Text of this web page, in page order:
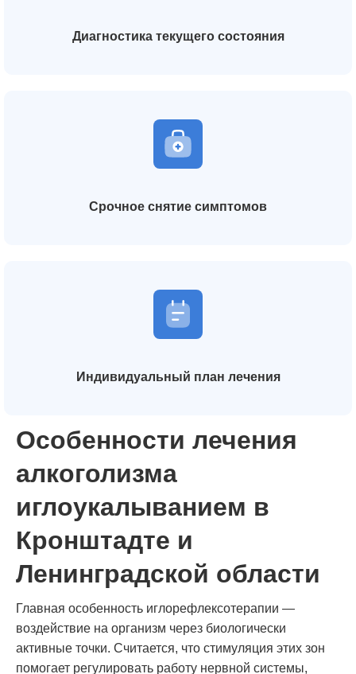
Диагностика текущего состояния
Срочное снятие симптомов
Индивидуальный план лечения
Особенности лечения
алкоголизма
иглоукалыванием в
Кронштадте и
Ленинградской области
Главная особенность иглорефлексотерапии —
воздействие на организм через биологически
активные точки. Считается, что стимуляция этих зон
помогает регулировать работу нервной системы,